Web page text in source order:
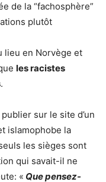
de la “fachosphère”
plutôt
lieu en Norvège et
les racistes
.
sur le site d’un
islamophobe la
les sièges sont
qui savait-il ne
« Que pensez-